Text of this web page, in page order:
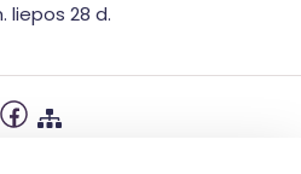
liepos 28 d.